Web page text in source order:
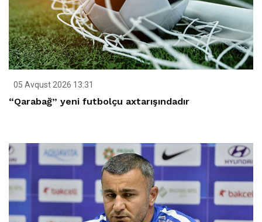
05 Avqust 2026 13:31
“Qarabağ” yeni futbolçu axtarışındadır